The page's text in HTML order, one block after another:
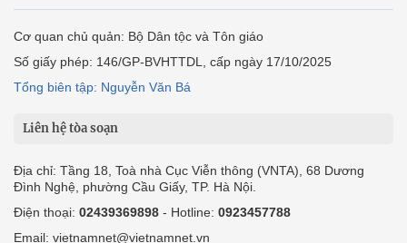
Cơ quan chủ quản: Bộ Dân tộc và Tôn giáo
Số giấy phép: 146/GP-BVHTTDL, cấp ngày 17/10/2025
Tổng biên tập: Nguyễn Văn Bá
Liên hệ tòa soạn
Địa chỉ: Tầng 18, Toà nhà Cục Viễn thông (VNTA), 68 Dương
Đình Nghệ, phường Cầu Giấy, TP. Hà Nội.
Điện thoại: 02439369898 - Hotline: 0923457788
Email: vietnamnet@vietnamnet.vn